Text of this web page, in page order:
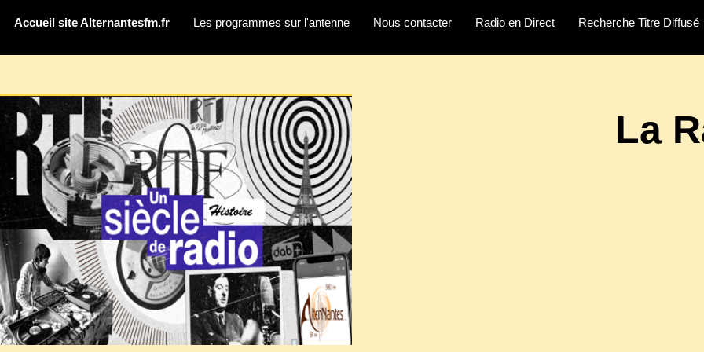
Accueil site Alternantesfm.fr Les programmes sur l'antenne Nous contacter Radio en Direct Recherche Titre Diffusé
La